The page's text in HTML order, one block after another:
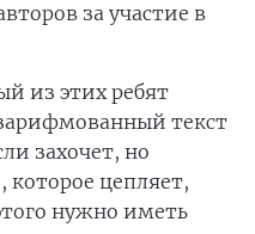
за участие в
из этих ребят
текст
захочет, но
которое цепляет,
нужно иметь